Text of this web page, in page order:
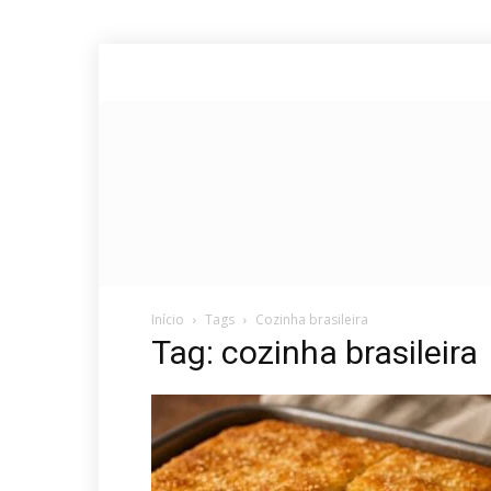
Início Tags Cozinha brasileira
Tag: cozinha brasileira